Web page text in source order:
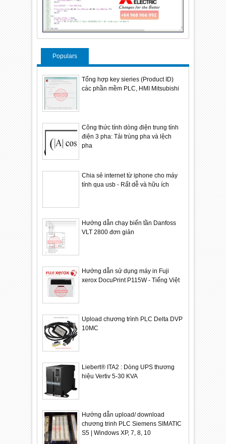
Populars
Tổng hợp key sieries (Product ID)
các phần mềm PLC, HMI Mitsubishi
Công thức tính dòng điện trung tính
điện 3 pha: Tải trùng pha và lệch
pha
Chia sẻ internet từ iphone cho máy
tính qua usb - Rất dễ và hữu ích
Hướng dẫn chạy biến tần Danfoss
VLT 2800 đơn giản
Hướng dẫn sử dụng máy in Fuji
xerox DocuPrint P115W - Tiếng Việt
Upload chương trình PLC Delta DVP
10MC
Liebert® ITA2 : Dòng UPS thương
hiệu Vertiv 5-30 KVA
Hướng dẫn upload/ download
chương trinh PLC Siemens SIMATIC
S5 | Windows XP, 7, 8, 10